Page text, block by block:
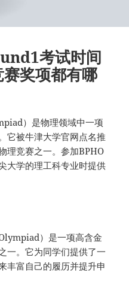
考试时间
奖项都有哪
）是物理领域中一项
它被牛津大学官网点名推
理竞赛之一。参加BPHO
大学的理工科专业时提供
）是一项高含金
一。它为同学们提供了一
丰富自己的履历并提升申